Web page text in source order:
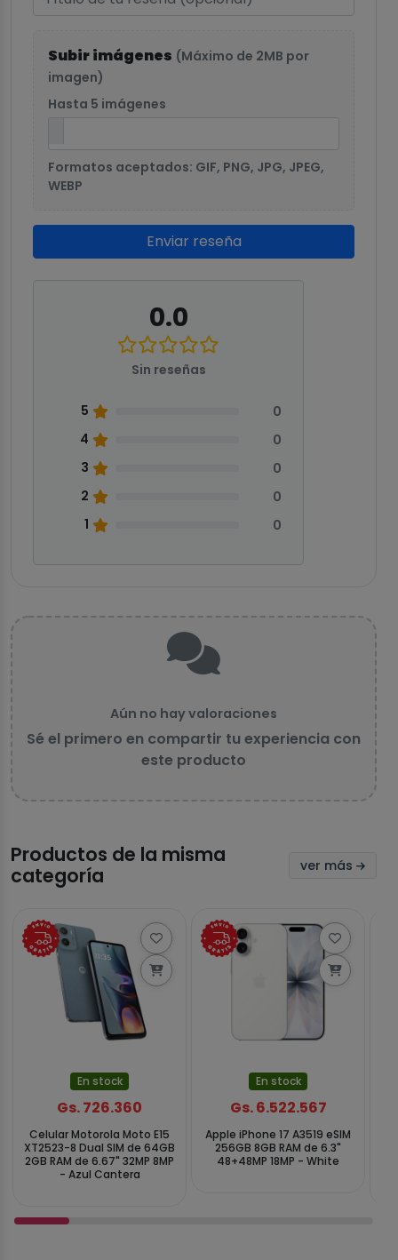
Subir imágenes (Máximo de 2MB por
imagen)
Hasta 5 imágenes
Formatos aceptados: GIF, PNG, JPG, JPEG,
WEBP
Enviar reseña
0.0
Sin reseñas
5
0
4
0
3
0
2
0
1
0
Aún no hay valoraciones
Sé el primero en compartir tu experiencia con
este producto
Productos de la misma
categoría
ver más
En stock
Gs. 726.360
Celular Motorola Moto E15
XT2523-8 Dual SIM de 64GB
2GB RAM de 6.67" 32MP 8MP
- Azul Cantera
En stock
Gs. 6.522.567
Apple iPhone 17 A3519 eSIM
256GB 8GB RAM de 6.3"
48+48MP 18MP - White